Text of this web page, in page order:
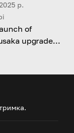
р.
of
upgrade